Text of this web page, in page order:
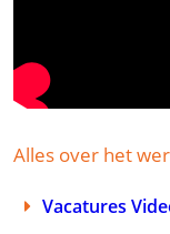
Alles over het
Vacatures